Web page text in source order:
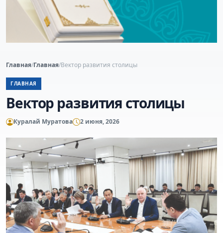
Главная/Главная/Вектор развития столицы
ГЛАВНАЯ
Вектор развития столицы
Куралай Муратова 2 июня, 2026